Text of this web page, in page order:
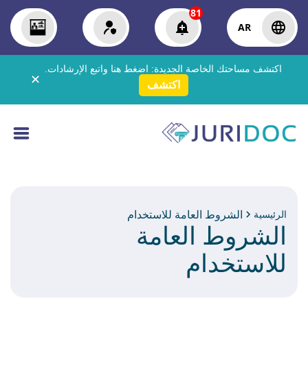
AR
81
اكتشف مساحتك الخاصة الجديدة: اضغط هنا واتبع الإرشادات.
اكتشف ✕
الرئيسية الشروط العامة للاستخدام
الشروط العامة
للاستخدام